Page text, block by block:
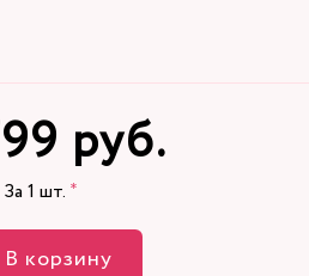
руб.
За 1 шт.
В корзину